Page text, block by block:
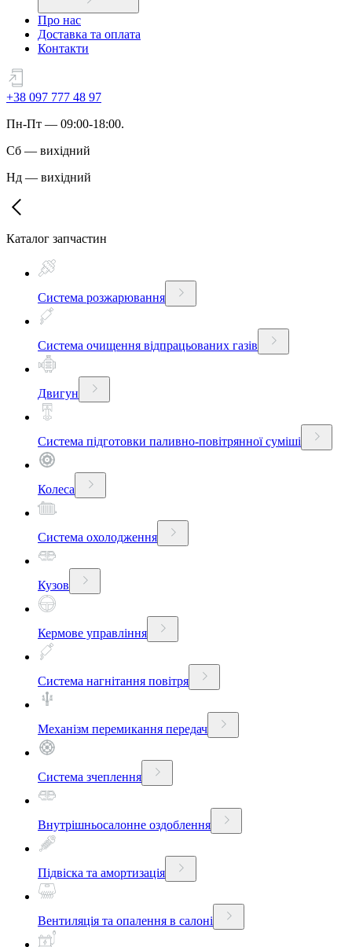
Про нас
Доставка та оплата
Контакти
+38 097 777 48 97
Пн-Пт — 09:00-18:00.
Сб — вихідний
Нд — вихідний
Каталог запчастин
Система розжарювання
Система очищення відпрацьованих газів
Двигун
Система підготовки паливно-повітрянної суміші
Колеса
Система охолодження
Кузов
Кермове управління
Система нагнітання повітря
Механізм перемикання передач
Система зчеплення
Внутрішньосалонне оздоблення
Підвіска та амортизація
Вентиляція та опалення в салоні